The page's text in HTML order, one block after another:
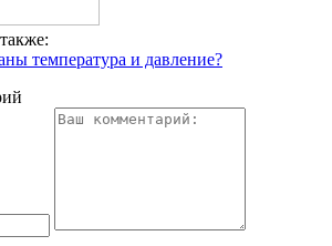
температура и давление?